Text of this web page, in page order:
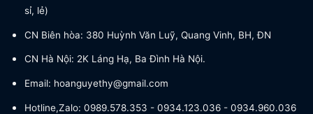
sỉ, lẻ)
CN Biên hòa: 380 Huỳnh Văn Luỹ, Quang Vinh, BH, ĐN
CN Hà Nội: 2K Láng Hạ, Ba Đình Hà Nội.
Email: hoanguyethy@gmail.com
Hotline,Zalo: 0989.578.353 - 0934.123.036 - 0934.960.036